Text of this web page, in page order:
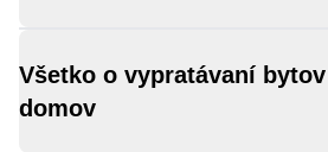
Všetko o vypratávaní
domov